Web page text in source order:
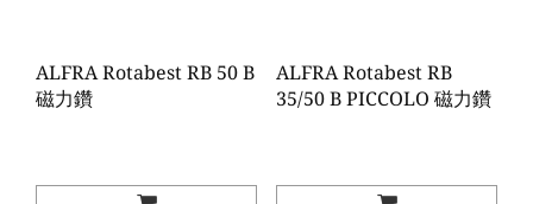
ALFRA Rotabest RB 50 B
磁力鑽
ALFRA Rotabest RB
35/50 B PICCOLO 磁力鑽